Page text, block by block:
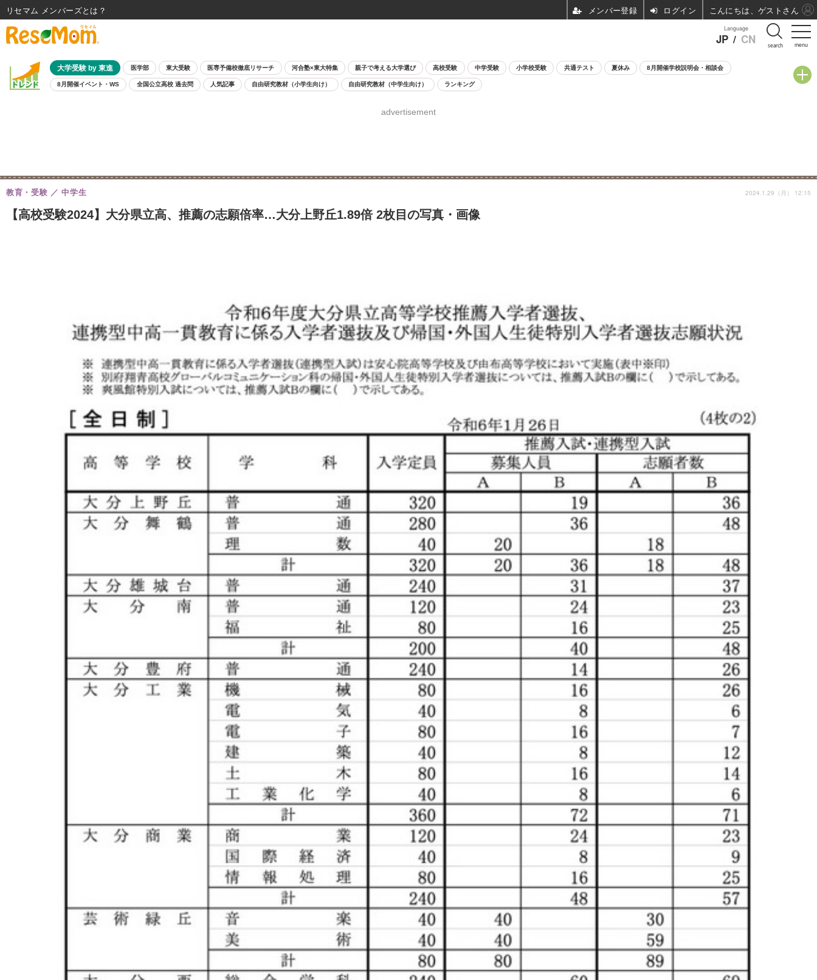
menu
Language
JP / CN search
大学受験 by 東進 医学部 東大受験 医専予備校徹底リサーチ 河合塾×東大特集 親子で考える大学選び 高校受験 中学受験 小学校受験 共通テスト 夏休み 8月開催学校説明会・相談会
8月開催イベント・WS 全国公立高校 過去問 人気記事 自由研究教材（小学生向け） 自由研究教材（中学生向け） ランキング
advertisement
【高校受験2024】大分県立高、推薦の志願倍率…大分上野丘1.89倍 2枚目の写真・画像
教育・受験 中学生 2024.1.29（月） 12:15
リセマム メンバーズ ログイン こんにちは、ゲストさん